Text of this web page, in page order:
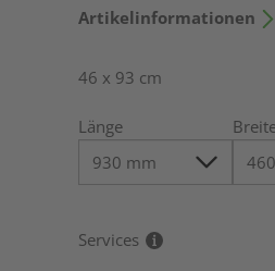
Artikelinformationen
46 x 93 cm
Länge
Services